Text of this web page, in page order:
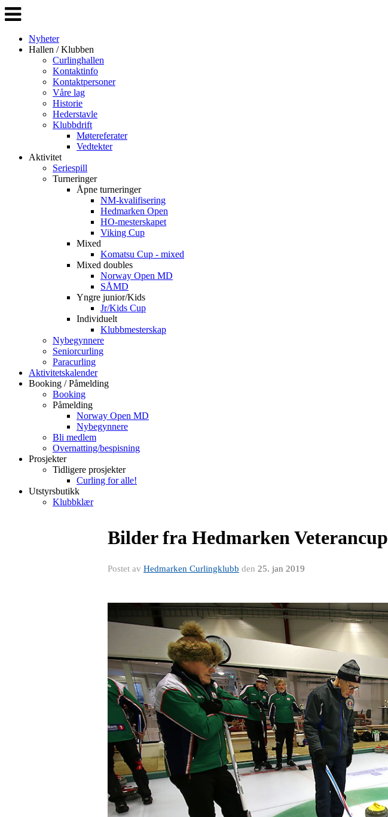
Veksle
navigasjon
Nyheter
Hallen / Klubben
Curlinghallen
Kontaktinfo
Kontaktpersoner
Våre lag
Historie
Hederstavle
Klubbdrift
Møtereferater
Vedtekter
Aktivitet
Seriespill
Turneringer
Åpne turneringer
NM-kvalifisering
Hedmarken Open
HO-mesterskapet
Viking Cup
Mixed
Komatsu Cup - mixed
Mixed doubles
Norway Open MD
SÅMD
Yngre junior/Kids
Jr/Kids Cup
Individuelt
Klubbmesterskap
Nybegynnere
Seniorcurling
Paracurling
Aktivitetskalender
Booking / Påmelding
Booking
Påmelding
Norway Open MD
Nybegynnere
Bli medlem
Overnatting/bespisning
Prosjekter
Tidligere prosjekter
Curling for alle!
Utstyrsbutikk
Klubbklær
Bilder fra Hedmarken Veterancup
Postet av Hedmarken Curlingklubb den 25. jan 2019